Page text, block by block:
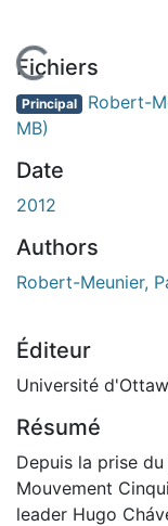
En cours de chargement...
Fichiers
Principal Robert-
MB)
Date
2012
Authors
Robert-Meunier,
Éditeur
Université
Résumé
Depuis la prise
Mouvement
leader Hugo